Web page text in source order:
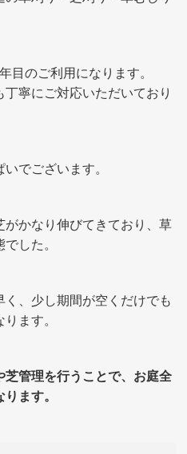
目のご利用になります。
寧にご対応いただいており
でございます。
かなり伸びてきており、草
した。
、少し期間が空くだけでも
ます。
芝管理を行うことで、お庭全
ます。